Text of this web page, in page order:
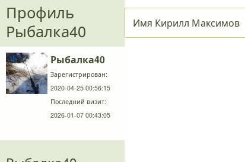
Имя Кирилл Максимов
Профиль
Рыбалка40
Рыбалка40
Зарегистрирован:
2020-04-25 00:56:15
Последний визит:
2026-01-07 00:43:05